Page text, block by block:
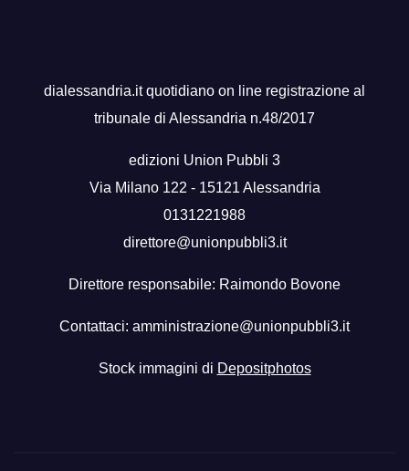
dialessandria.it quotidiano on line registrazione al
tribunale di Alessandria n.48/2017
edizioni Union Pubbli 3
Via Milano 122 - 15121 Alessandria
0131221988
direttore@unionpubbli3.it
Direttore responsabile: Raimondo Bovone
Contattaci: amministrazione@unionpubbli3.it
Stock immagini di Depositphotos